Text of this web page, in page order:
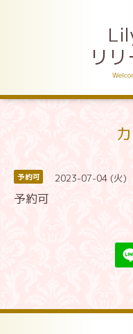
リ
予約可 2023-07-04 (火)
予約可